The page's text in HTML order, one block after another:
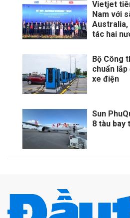
Vietjet
Nam với
Australia,
tác hai
Bộ Công
chuẩn
xe điện
Sun
8 tàu bay